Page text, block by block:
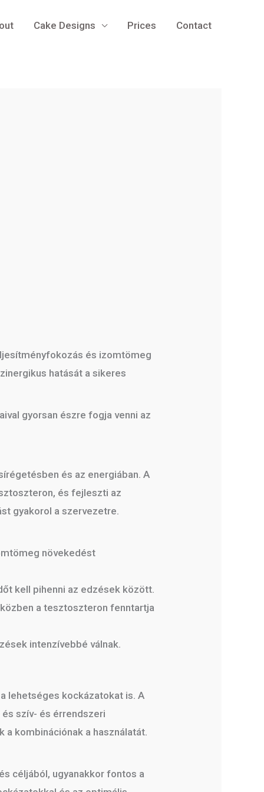
Cake Designs Prices Contact
és izomtömeg
hatását a sikeres
gyorsan észre fogja venni az
és az energiában. A
és fejleszti az
gyakorol a szervezetre.
növekedést
kell pihenni az edzések között.
a tesztoszteron fenntartja
intenzívebbé válnak.
lehetséges kockázatokat is. A
szív- és érrendszeri
kombinációnak a használatát.
céljából, ugyanakkor fontos a